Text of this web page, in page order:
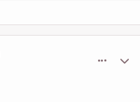
panoramica del topic